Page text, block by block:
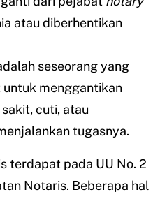
atau diberhentikan
seseorang yang
menggantikan
cuti, atau
tugasnya.
terdapat pada UU No. 2
Notaris. Beberapa hal